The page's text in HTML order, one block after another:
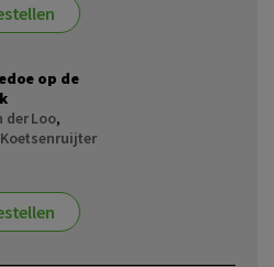
op de
der Loo,